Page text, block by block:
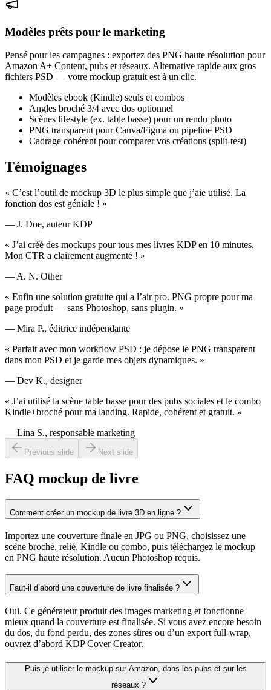
Modèles prêts pour le marketing
Pensé pour les campagnes : exportez des PNG haute résolution pour
Amazon A+ Content, pubs et réseaux. Alternative rapide aux gros
fichiers PSD — votre mockup gratuit est à un clic.
Modèles ebook (Kindle) seuls et combos
Angles broché 3/4 avec dos optionnel
Scènes lifestyle (ex. table basse) pour un rendu photo
PNG transparent pour Canva/Figma ou pipeline PSD
Cadrage cohérent pour comparer vos créations (split‑test)
Témoignages
« C’est l’outil de mockup 3D le plus simple que j’aie utilisé. La
fonction dos est géniale ! »
— J. Doe, auteur KDP
« J’ai créé des mockups pour tous mes livres KDP en 10 minutes.
Mon CTR a clairement augmenté ! »
— A. N. Other
« Enfin une solution gratuite qui a l’air pro. PNG propre pour ma
page produit — sans Photoshop, sans plugin. »
— Mira P., éditrice indépendante
« Parfait avec mon workflow PSD : je dépose le PNG transparent
dans mon PSD et je garde mes objets dynamiques. »
— Dev K., designer
« J’ai utilisé la scène table basse pour des pubs sociales et le combo
Kindle+broché pour ma landing. Rapide, cohérent et gratuit. »
— Lina S., responsable marketing
Previous slide Next slide
FAQ mockup de livre
Comment créer un mockup de livre 3D en ligne ?
Importez une couverture finale en JPG ou PNG, choisissez une
scène broché, relié, Kindle ou combo, puis téléchargez le mockup
en PNG haute résolution. Aucun Photoshop requis.
Faut-il d’abord une couverture de livre finalisée ?
Oui. Ce générateur produit des images marketing et fonctionne
mieux quand la couverture est finalisée. Si vous avez encore besoin
du dos, du fond perdu, des zones sûres ou d’un export full-wrap,
ouvrez d’abord KDP Cover Creator.
Puis-je utiliser le mockup sur Amazon, dans les pubs et sur les
réseaux ?